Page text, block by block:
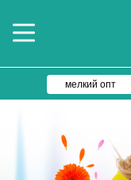
мелкий опт